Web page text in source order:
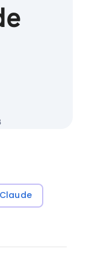
Claude